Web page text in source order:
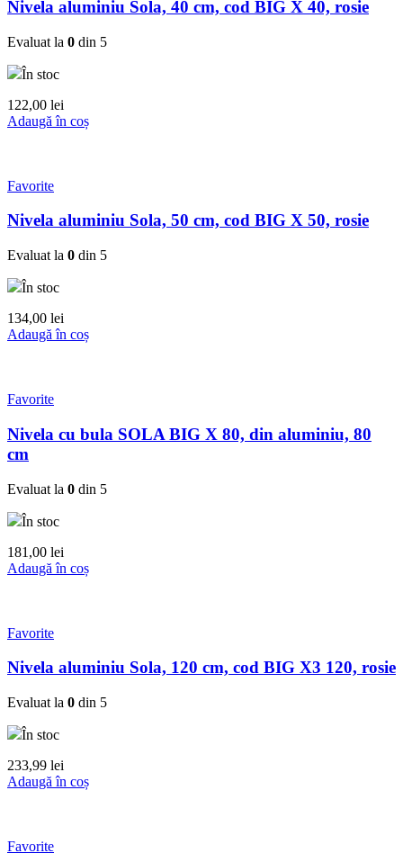
Nivela aluminiu Sola, 40 cm, cod BIG X 40, rosie
Evaluat la 0 din 5
În stoc
122,00 lei
Adaugă în coș
Favorite
Nivela aluminiu Sola, 50 cm, cod BIG X 50, rosie
Evaluat la 0 din 5
În stoc
134,00 lei
Adaugă în coș
Favorite
Nivela cu bula SOLA BIG X 80, din aluminiu, 80
cm
Evaluat la 0 din 5
În stoc
181,00 lei
Adaugă în coș
Favorite
Nivela aluminiu Sola, 120 cm, cod BIG X3 120, rosie
Evaluat la 0 din 5
În stoc
233,99 lei
Adaugă în coș
Favorite